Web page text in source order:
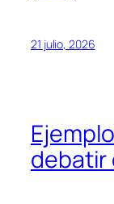
21 julio, 2026
debatir